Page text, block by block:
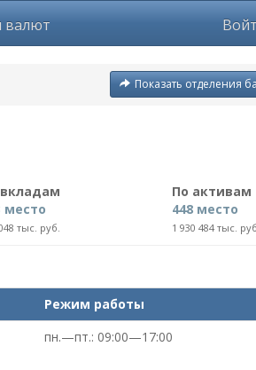
валют
Показать отделения
По активам
место
тыс. руб.
448 место
1 930 484 тыс.
Режим работы
пн.—пт.: 09:00—17:00